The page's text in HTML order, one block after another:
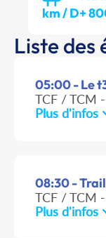
km / D+
Liste des
05:00 - Le
TCF / TCM
Plus d'infos
08:30 -
TCF / TCM
Plus d'infos